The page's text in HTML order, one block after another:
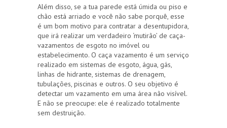
Além disso, se a tua parede está úmida ou piso e
chão está arriado e você não sabe porquê, esse
é um bom motivo para contratar a desentupidora,
que irá realizar um verdadeiro ‘mutirão’ de caça-
vazamentos de esgoto no imóvel ou
estabelecimento. O caça vazamento é um serviço
realizado em sistemas de esgoto, água, gás,
linhas de hidrante, sistemas de drenagem,
tubulações, piscinas e outros. O seu objetivo é
detectar um vazamento em uma área não visível.
E não se preocupe: ele é realizado totalmente
sem destruição.